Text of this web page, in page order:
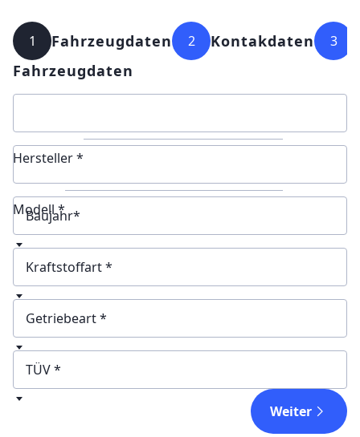
1 Fahrzeugdaten 2 Kontakdaten 3
Fahrzeugdaten
Hersteller *
Modell *
Baujahr
Kraftstoffart
Getriebeart
Weiter